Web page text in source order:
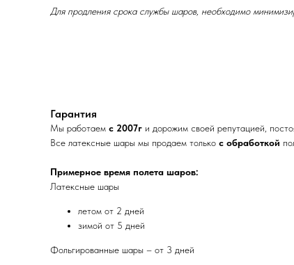
Для продления срока службы шаров, необходимо
Гарантия
Мы работаем с 2007г и дорожим своей репутацией,
Все латексные шары мы продаем только с обработкой
Примерное время полета шаров:
Латексные шары
летом от 2 дней
зимой от 5 дней
Фольгированные шары – от 3 дней